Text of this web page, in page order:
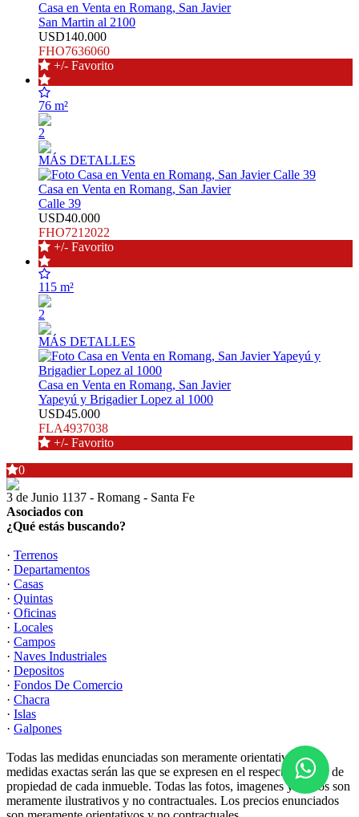
Casa en Venta en Romang, San Javier
San Martin al 2100
USD140.000
FHO7636060
+/- Favorito
76 m²
2
MÁS DETALLES
Casa en Venta en Romang, San Javier
Calle 39
USD40.000
FHO7212022
+/- Favorito
115 m²
2
MÁS DETALLES
Casa en Venta en Romang, San Javier
Yapeyú y Brigadier Lopez al 1000
USD45.000
FLA4937038
+/- Favorito
0
3 de Junio 1137 - Romang - Santa Fe
Asociados con
¿Qué estás buscando?
· Terrenos
· Departamentos
· Casas
· Quintas
· Oficinas
· Locales
· Campos
· Naves Industriales
· Depositos
· Fondos De Comercio
· Chacra
· Islas
· Galpones
Todas las medidas enunciadas son meramente orientativas, las
medidas exactas serán las que se expresen en el respectivo título de
propiedad de cada inmueble. Todas las fotos, imagenes y videos son
meramente ilustrativos y no contractuales. Los precios enunciados